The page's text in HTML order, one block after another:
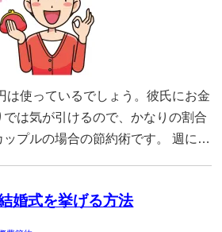
は使っているでしょう。彼氏にお金
は気が引けるので、かなりの割合
ップルの場合の節約術です。 週に…
婚式を挙げる方法